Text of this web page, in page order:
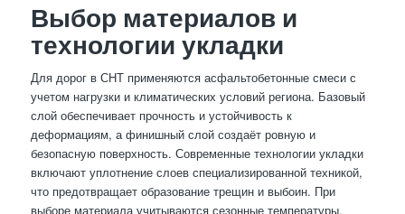
Выбор материалов и
технологии укладки
Для дорог в СНТ применяются асфальтобетонные смеси с
учетом нагрузки и климатических условий региона. Базовый
слой обеспечивает прочность и устойчивость к
деформациям, а финишный слой создаёт ровную и
безопасную поверхность. Современные технологии укладки
включают уплотнение слоев специализированной техникой,
что предотвращает образование трещин и выбоин. При
выборе материала учитываются сезонные температуры,